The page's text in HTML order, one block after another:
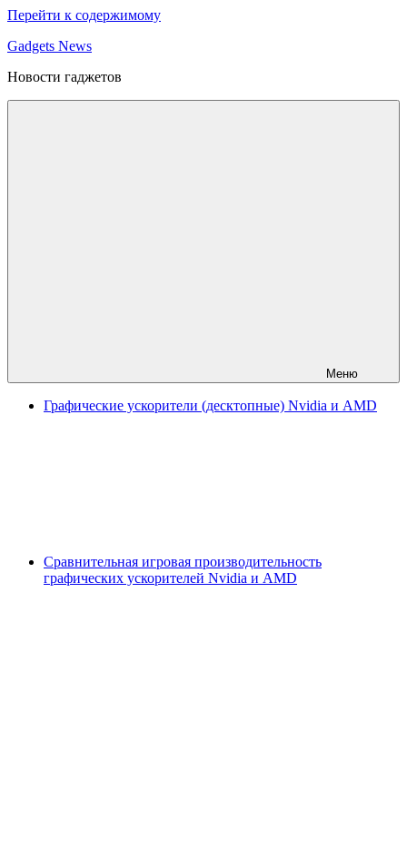
Перейти к содержимому
Gadgets News
Новости гаджетов
Меню
Графические ускорители (десктопные) Nvidia и AMD
Сравнительная игровая производительность
графических ускорителей Nvidia и AMD